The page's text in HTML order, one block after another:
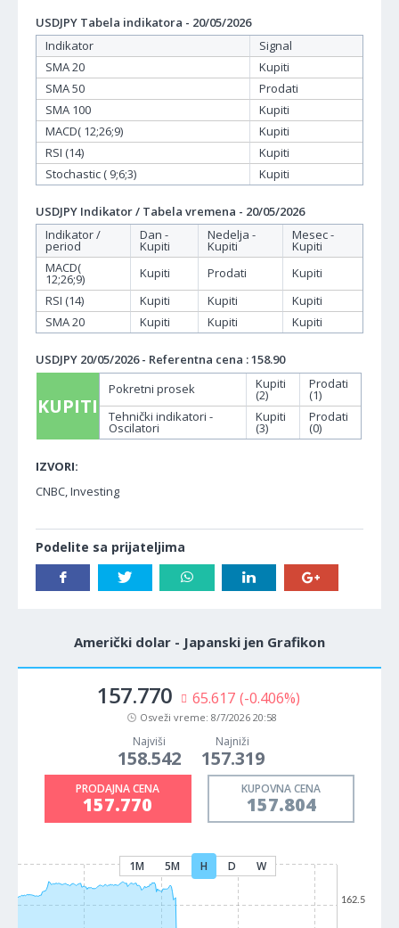
USDJPY Tabela indikatora - 20/05/2026
Indikator
Signal
SMA 20
Kupiti
SMA 50
Prodati
SMA 100
Kupiti
MACD( 12;26;9)
Kupiti
RSI (14)
Kupiti
Stochastic ( 9;6;3)
Kupiti
USDJPY Indikator / Tabela vremena - 20/05/2026
Indikator /
period
Dan -
Kupiti
Nedelja -
Kupiti
Mesec -
Kupiti
MACD(
12;26;9) Kupiti Prodati
Kupiti
RSI (14)
Kupiti Kupiti
Kupiti
SMA 20
Kupiti Kupiti Kupiti
USDJPY 20/05/2026 - Referentna cena : 158.90
KUPITI
Pokretni prosek Kupiti
(2)
Prodati
(1)
Tehnički indikatori -
Oscilatori
Kupiti
(3)
Prodati
(0)
IZVORI:
CNBC, Investing
Podelite sa prijateljima
Američki dolar - Japanski jen Grafikon
157.770 65.617 (-0.406%)
Osveži vreme: 8/7/2026 20:58
Najviši
158.542
Najniži
157.319
PRODAJNA CENA
157.770
KUPOVNA CENA
157.804
1M 5M H D W
162.5